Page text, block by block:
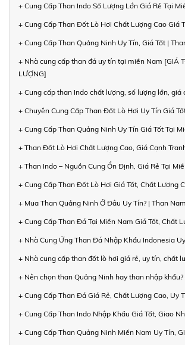
+ Cung Cấp Than Indo Số Lượng Lớn Giá Rẻ Tại
+ Cung Cấp Than Đốt Lò Hơi Chất Lượng Cao Giá
+ Cung Cấp Than Quảng Ninh Uy Tín, Giá Tốt |
+ Nhà cung cấp than đá uy tín tại miền Nam [GIÁ
LƯỢNG]
+ Cung cấp than Indo chất lượng, số lượng lớn, giá
+ Chuyên Cung Cấp Than Đốt Lò Hơi Uy Tín Giá
+ Cung Cấp Than Quảng Ninh Uy Tín Giá Tốt Tại
+ Than Đốt Lò Hơi Chất Lượng Cao, Giá Cạnh
+ Than Indo – Nguồn Cung Ổn Định, Giá Rẻ Tại
+ Cung Cấp Than Đốt Lò Hơi Giá Tốt, Chất Lượng
+ Mua Than Quảng Ninh Ở Đâu Uy Tín? | Than
+ Cung Cấp Than Đá Tại Miền Nam Giá Tốt, Chất
+ Nhà Cung Ứng Than Đá Nhập Khẩu Indonesia
+ Nhà cung cấp than đốt lò hơi giá rẻ, uy tín, chất
+ Nên chọn than Quảng Ninh hay than nhập
+ Cung Cấp Than Đá Giá Rẻ, Chất Lượng Cao, Uy
+ Cung Cấp Than Indo Nhập Khẩu Giá Tốt, Giao
+ Cung Cấp Than Quảng Ninh Miền Nam Uy Tín,